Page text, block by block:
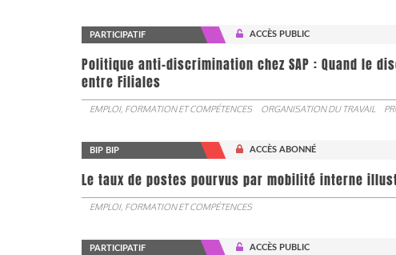
PARTICIPATIF ACCÈS PUBLIC
Politique anti-discrimination chez SAP : Quand le
entre Filiales
EMPLOI, FORMATION ET COMPÉTENCES ORGANISATION DU TRAVAIL
BIP BIP ACCÈS ABONNÉ
Le taux de postes pourvus par mobilité interne
EMPLOI, FORMATION ET COMPÉTENCES
PARTICIPATIF ACCÈS PUBLIC